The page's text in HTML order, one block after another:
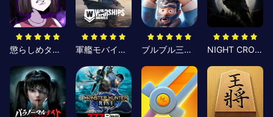
懲らしめタイム 軍艦モバイル2：究極の戦艦ゲーム ブルブル三国-ゆるっと三国生存コミュニティ NIGHT CROWS